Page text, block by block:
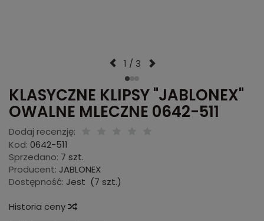
1 / 3
KLASYCZNE KLIPSY "JABLONEX"
OWALNE MLECZNE 0642-511
Dodaj recenzję:
Kod: 0642-511
Sprzedano: 7 szt.
Producent: JABLONEX
Dostępność: Jest (7 szt.)
Historia ceny